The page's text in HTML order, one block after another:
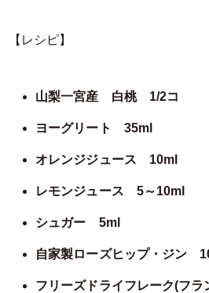
【レシピ】
山梨一宮産 白桃 1/2コ
ヨーグリート 35ml
オレンジジュース 10ml
レモンジュース 5～10ml
シュガー 5ml
自家製ローズヒップ・ジン
フリーズドライフレーク(フ